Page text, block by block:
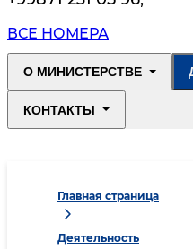
ВСЕ НОМЕРА
О МИНИСТЕРСТВЕ
КОНТАКТЫ
Главная страница
Деятельность